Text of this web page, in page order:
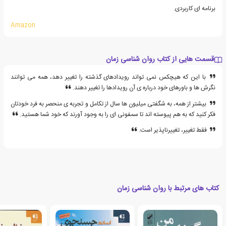
برنامه ای کاربردی.
Amazon
قسمت هایی از کتاب روان شناسی زمان
با این که هیچکس نمی تواند رویدادهای گذشته را تغییر دهد، همه می توانند
نگرش ها و باورهای خود درباره ی آن رویدادها را تغییر دهند.
بیشتر از همه، به شگفتی میلیون ها سال از تکامل و تجربه ی منحصر به فرد خودتان
فکر کنید که به هم پیوسته اند تا سمفونی ای را به وجود آورند که خود شما هستید.
فقط تغییر، تغییرناپذیر است.
کتاب های مرتبط با روان شناسی زمان